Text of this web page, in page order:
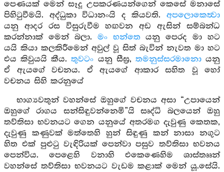
පෙණයක් මෙන් සෑදූ උපකරණයන්ගෙන් කෙසේ මනාසේ
පිහිටුවීමයි. අද්ධුකා විධානංයි ද කියවති. අපලොකෙත්‍වා
යනු ආදර රස විසුරුවීම හඟවන අඩ ඇසින් සම්බන්ධ
කරන්නාක් මෙන් බලා. මං භන්තෙ යනු පෙරද මා හට
යයි කියා කලකිරීමෙන් අවුල් වූ සිත් බැවින් නැවත මා හට
එය කිවුයයි කීය.තුවටං යනු සීඝ්‍ර, තමනුස්සරමානොයනු
ඒ ඇයගේ වචනය. ඒ ඇයගේ ආකාර සහිත වූ හෝ
වචනය සිහි කරනුයේ
භාග්‍යවතුන් වහන්සේ ඔහුගේ වචනය අසා “උපායෙන්
ඔහුගේ රාගය සන්සිඳුවන්නෙමි”යි සෘද්ධි බලයෙන් ඔහු
තව්තිසා භවනයට ගෙන යනුයේ අතරමග දැවුණු කෙතක,
දැවුණු කණුවක් මත්තෙහි හුන් සිඳුණු කන් නාසා නගුට
හිත එක් පුළුටු වැඳිරියක් පෙන්වා පසුව තව්තිසා භවනය
පෙන්විය. පෙළෙහි වනාහි එකෙණෙහිම ශාස්තෲන්
වහන්සේ තව්තිසා භවනයට වැඩම කළාක් මෙන් යූ.සේයි.